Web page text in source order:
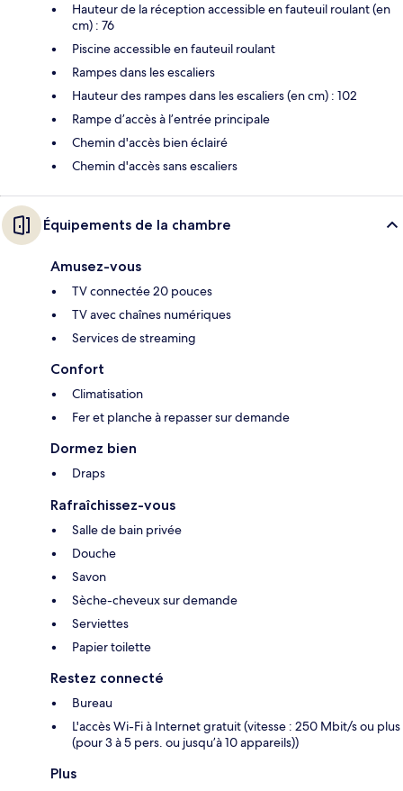
Hauteur de la réception accessible en fauteuil roulant (en
cm) : 76
Piscine accessible en fauteuil roulant
Rampes dans les escaliers
Hauteur des rampes dans les escaliers (en cm) : 102
Rampe d’accès à l’entrée principale
Chemin d'accès bien éclairé
Chemin d'accès sans escaliers
Équipements de la chambre
Amusez-vous
TV connectée 20 pouces
TV avec chaînes numériques
Services de streaming
Confort
Climatisation
Fer et planche à repasser sur demande
Dormez bien
Draps
Rafraîchissez-vous
Salle de bain privée
Douche
Savon
Sèche-cheveux sur demande
Serviettes
Papier toilette
Restez connecté
Bureau
L'accès Wi-Fi à Internet gratuit (vitesse : 250 Mbit/s ou plus
(pour 3 à 5 pers. ou jusqu’à 10 appareils))
Plus